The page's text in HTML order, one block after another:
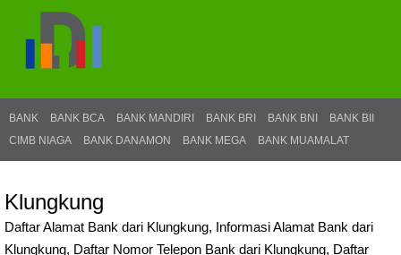
BANK BANK BCA BANK MANDIRI BANK BRI BANK BNI
BANK BII
CIMB NIAGA
BANK DANAMON BANK MEGA BANK MUAMALAT
Klungkung
Daftar Alamat Bank dari Klungkung, Informasi Alamat Bank dari
Klungkung, Daftar Nomor Telepon Bank dari Klungkung, Daftar